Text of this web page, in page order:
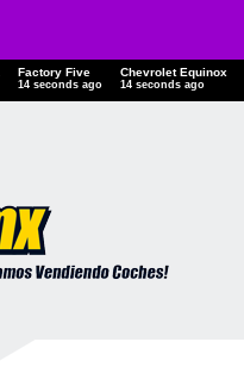
Factory Five
15 seconds ago
Chevrolet Equinox
15 seconds ago